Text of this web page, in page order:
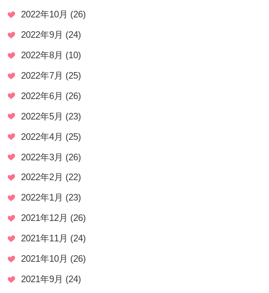
2022年10月 (26)
2022年9月 (24)
2022年8月 (10)
2022年7月 (25)
2022年6月 (26)
2022年5月 (23)
2022年4月 (25)
2022年3月 (26)
2022年2月 (22)
2022年1月 (23)
2021年12月 (26)
2021年11月 (24)
2021年10月 (26)
2021年9月 (24)